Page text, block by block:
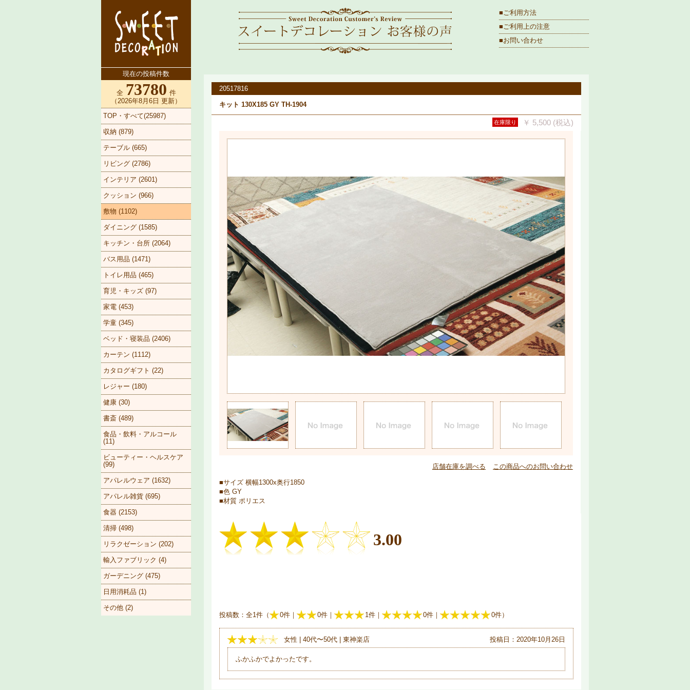
現在の投稿件数
全 73780 件
（2026年8月6日 更新）
TOP・すべて(25987)
収納 (879)
テーブル (665)
リビング (2786)
インテリア (2601)
クッション (966)
敷物 (1102)
ダイニング (1585)
キッチン・台所 (2064)
バス用品 (1471)
トイレ用品 (465)
育児・キッズ (97)
家電 (453)
学童 (345)
ベッド・寝装品 (2406)
カーテン (1112)
カタログギフト (22)
レジャー (180)
健康 (30)
書斎 (489)
食品・飲料・アルコール
(11)
ビューティー・ヘルスケア
(99)
アパレルウェア (1632)
アパレル雑貨 (695)
食器 (2153)
清掃 (498)
リラクゼーション (202)
輸入ファブリック (4)
ガーデニング (475)
日用消耗品 (1)
その他 (2)
■ご利用方法
■ご利用上の注意
■お問い合わせ
20517816
キット 130X185 GY TH-1904
在庫限り ￥ 5,500 (税込)
店舗在庫を調べる この商品へのお問い合わせ
■サイズ 横幅1300x奥行1850
■色 GY
■材質 ポリエス
3.00
投稿数：全1件（ 0件｜ 0件｜ 1件｜ 0件｜ 0件）
女性 | 40代〜50代 | 東神楽店 投稿日：2020年10月26日
ふかふかでよかったです。